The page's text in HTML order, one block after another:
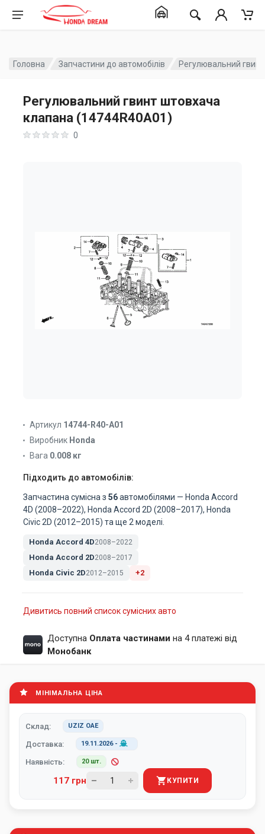
Головна Запчастини до автомобілів Регулювальний
Регулювальний гвинт штовхача
клапана (14744R40A01)
0
Артикул 14744-R40-A01
Виробник Honda
Вага 0.008 кг
Підходить до автомобілів:
Запчастина сумісна з 56автомобілями — Honda Accord
4D (2008–2022), Honda Accord 2D (2008–2017), Honda
Civic 2D (2012–2015) та ще 2 моделі.
Honda Accord 4D2008–2022
Honda Accord 2D2008–2017
Honda Civic 2D2012–2015 +2
Дивитись повний список сумісних авто
Доступна Оплата частинами на 4 платежі від
Монобанк
МІНІМАЛЬНА ЦІНА
Склад: UZIZ ОАЕ
Доставка: 19.11.2026-
Наявність: 20 шт.
117 грн КУПИТИ